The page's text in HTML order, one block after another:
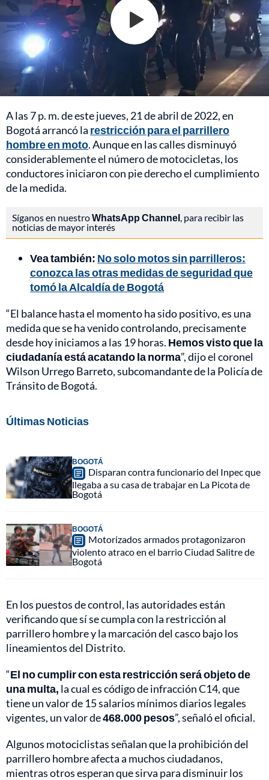
A las 7 p. m. de este jueves, 21 de abril de 2022, en
Bogotá arrancó la restricción para el parrillero
hombre en moto. Aunque en las calles disminuyó
considerablemente el número de motocicletas, los
conductores iniciaron con pie derecho el cumplimiento
de la medida.
Síganos en nuestroWhatsApp Channel , para recibir las
noticias de mayor interés
Vea también: No solo motos sin parrilleros:
conozca las otras medidas de seguridad que
tomó la Alcaldía de Bogotá
“El balance hasta el momento ha sido positivo, es una
medida que se ha venido controlando, precisamente
desde hoy iniciamos a las 19 horas. Hemos visto que la
ciudadanía está acatando la norma”, dijo el coronel
Wilson Urrego Barreto, subcomandante de la Policía de
Tránsito de Bogotá.
Últimas Noticias
BOGOTÁ
Disparan contra funcionario del Inpec que
llegaba a su casa de trabajar en La Picota de
Bogotá
BOGOTÁ
Motorizados armados protagonizaron
violento atraco en el barrio Ciudad Salitre de
Bogotá
En los puestos de control, las autoridades están
verificando que sí se cumpla con la restricción al
parrillero hombre y la marcación del casco bajo los
lineamientos del Distrito.
“El no cumplir con esta restricción será objeto de
una multa, la cual es código de infracción C14, que
tiene un valor de 15 salarios mínimos diarios legales
vigentes, un valor de468.000 pesos”, señaló el oficial.
Algunos motociclistas señalan que la prohibición del
parrillero hombre afecta a muchos ciudadanos,
mientras otros esperan que sirva para disminuir los